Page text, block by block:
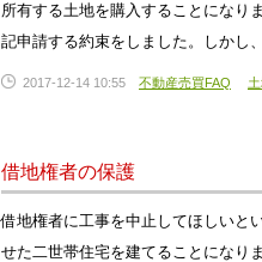
所有する土地を購入することになり
記申請する約束をしました。しかし
2017-12-14 10:55 不動産売買FAQ
借地権者の保護
借地権者に工事を中止してほしいと
せた二世帯住宅を建てることになり